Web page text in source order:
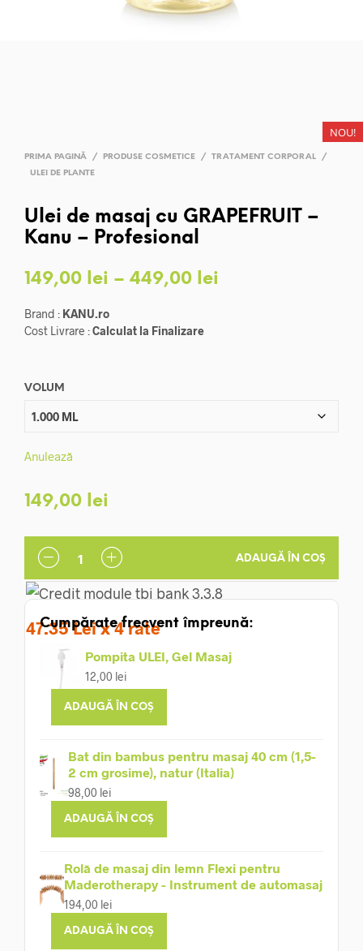
NOU!
PRIMA PAGINĂ / PRODUSE COSMETICE / TRATAMENT CORPORAL
/
ULEI DE PLANTE
Ulei de masaj cu GRAPEFRUIT –
Kanu – Profesional
149,00 lei – 449,00 lei
Brand : KANU.ro
Cost Livrare :Calculat la Finalizare
VOLUM
Anulează
149,00 lei
ADAUGĂ ÎN COȘ
47.35 Lei x 4 rate
Cumpărate frecvent împreună:
Pompita ULEI, Gel Masaj
12,00 lei
ADAUGĂ ÎN COȘ
Bat din bambus pentru masaj 40 cm (1,5-
2 cm grosime), natur (Italia)
98,00 lei
ADAUGĂ ÎN COȘ
Rolă de masaj din lemn Flexi pentru
Maderotherapy - Instrument de automasaj
194,00 lei
ADAUGĂ ÎN COȘ